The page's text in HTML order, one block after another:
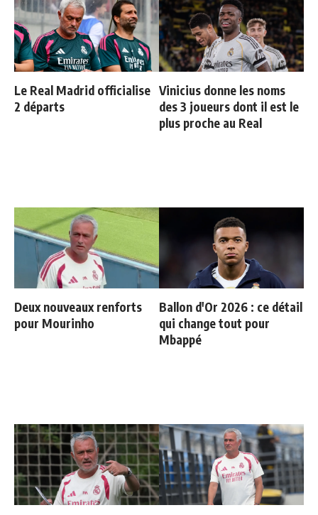
Le Real Madrid officialise
2 départs
Vinicius donne les noms
des 3 joueurs dont il est le
plus proche au Real
Deux nouveaux renforts
pour Mourinho
Ballon d'Or 2026 : ce détail
qui change tout pour
Mbappé